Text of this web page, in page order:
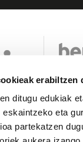
erabiltzen
ditugu edukiak
eta
partekatzen